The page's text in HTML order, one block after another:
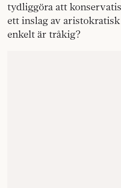
tydliggöra att
ett inslag av
enkelt är tråkig?